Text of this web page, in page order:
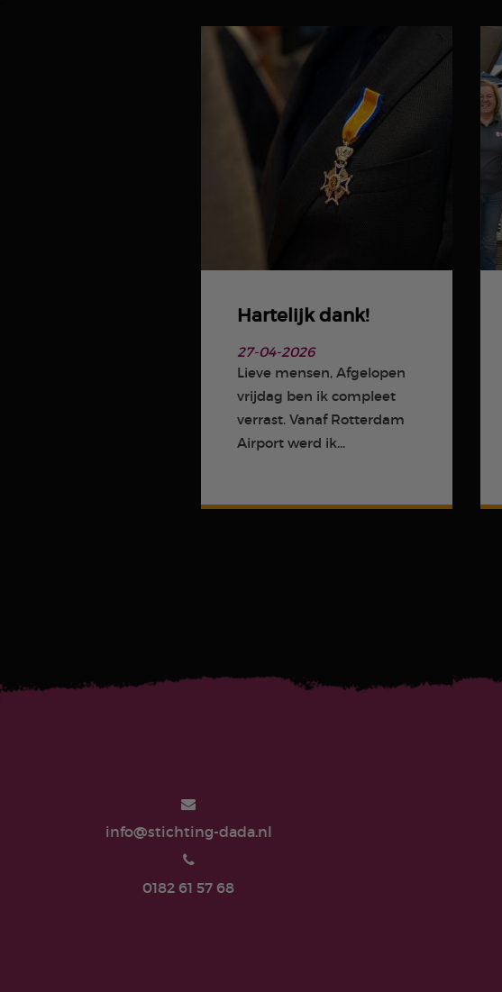
Hartelijk dank!
27-04-2026
Lieve mensen, Afgelopen
vrijdag ben ik compleet
verrast. Vanaf Rotterdam
Airport werd ik...
info@stichting-dada.nl
0182 61 57 68